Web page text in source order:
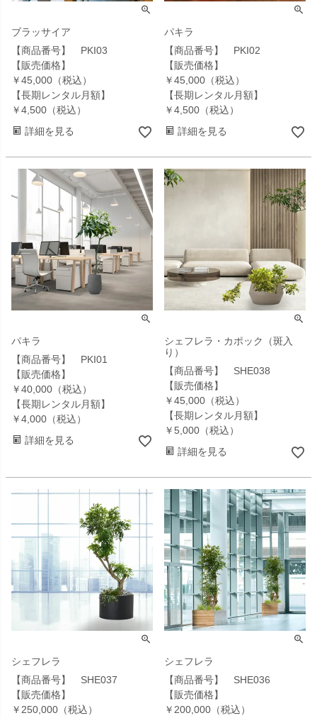
ブラッサイア
【商品番号】 PKI03
【販売価格】
￥45,000（税込）
【長期レンタル月額】
￥4,500（税込）
詳細を見る
パキラ
【商品番号】 PKI02
【販売価格】
￥45,000（税込）
【長期レンタル月額】
￥4,500（税込）
詳細を見る
パキラ
【商品番号】 PKI01
【販売価格】
￥40,000（税込）
【長期レンタル月額】
￥4,000（税込）
詳細を見る
シェフレラ・カポック（斑入
り）
【商品番号】 SHE038
【販売価格】
￥45,000（税込）
【長期レンタル月額】
￥5,000（税込）
詳細を見る
シェフレラ
【商品番号】 SHE037
【販売価格】
￥250,000（税込）
シェフレラ
【商品番号】 SHE036
【販売価格】
￥200,000（税込）